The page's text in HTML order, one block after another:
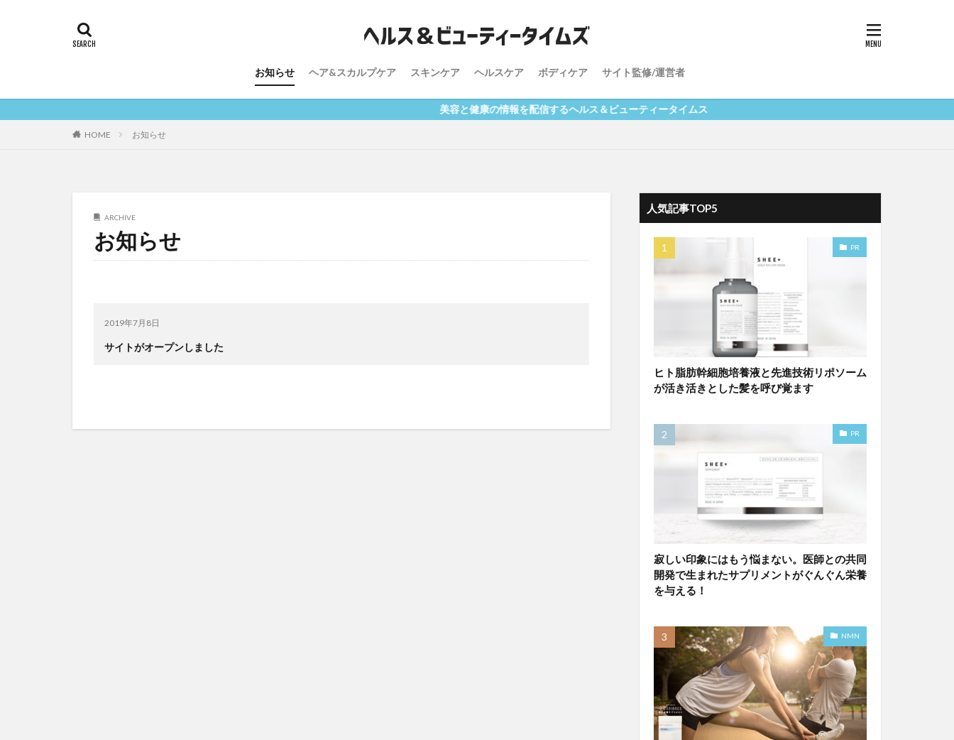
お知らせ ヘア&スカルプケア スキンケア ヘルスケア ボディケア サイト監修/運営者
美容と健康の情報を配信するヘルス＆ビューティータイムス
HOME お知らせ
ARCHIVE
お知らせ
2019年7月8日
サイトがオープンしました
人気記事TOP5
PR
ヒト脂肪幹細胞培養液と先進技術リポソーム
が活き活きとした髪を呼び覚ます
PR
寂しい印象にはもう悩まない。医師との共同
開発で生まれたサプリメントがぐんぐん栄養
を与える！
NMN
妊娠 妊活 抜け毛 減量 発毛
NMN
シミ vegie お酒 くすみ しわ たるみ アルコール
サプリメント
スカルプ
ベジエ スカルプケア スキンケア セラミド ダイエット
ヒト脂肪幹細胞培養液
ビタミンC
ヘアケア 食事制限